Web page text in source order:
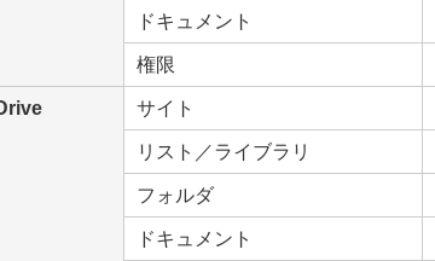
ドキュメント
権限
サイト
リスト／ライブラリ
フォルダ
ドキュメント